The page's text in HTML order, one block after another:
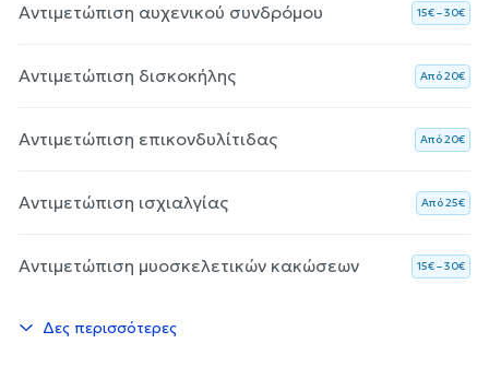
Αντιμετώπιση αυχενικού συνδρόμου 15€ – 30€
Αντιμετώπιση δισκοκήλης Aπό 20€
Αντιμετώπιση επικονδυλίτιδας Aπό 20€
Αντιμετώπιση ισχιαλγίας Aπό 25€
Αντιμετώπιση μυοσκελετικών κακώσεων 15€ – 30€
Δες περισσότερες